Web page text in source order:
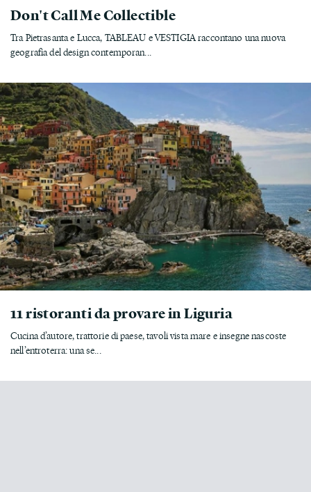
Don't Call Me Collectible
Tra Pietrasanta e Lucca, TABLEAU e VESTIGIA raccontano una nuova
geografia del design contemporan...
11 ristoranti da provare in Liguria
Cucina d’autore, trattorie di paese, tavoli vista mare e insegne nascoste
nell’entroterra: una se...